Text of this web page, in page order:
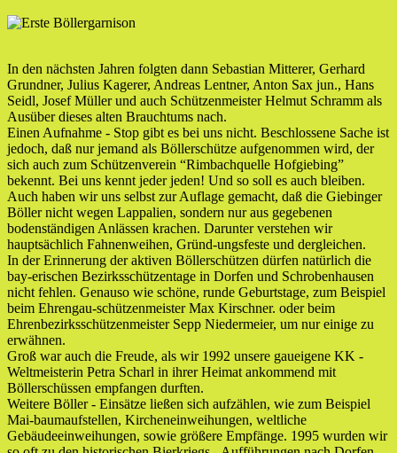
In den nächsten Jahren folgten dann Sebastian Mitterer, Gerhard
Grundner, Julius Kagerer, Andreas Lentner, Anton Sax jun., Hans
Seidl, Josef Müller und auch Schützenmeister Helmut Schramm als
Ausüber dieses alten Brauchtums nach.
Einen Aufnahme - Stop gibt es bei uns nicht. Beschlossene Sache ist
jedoch, daß nur jemand als Böllerschütze aufgenommen wird, der
sich auch zum Schützenverein “Rimbachquelle Hofgiebing”
bekennt. Bei uns kennt jeder jeden! Und so soll es auch bleiben.
Auch haben wir uns selbst zur Auflage gemacht, daß die Giebinger
Böller nicht wegen Lappalien, sondern nur aus gegebenen
bodenständigen Anlässen krachen. Darunter verstehen wir
hauptsächlich Fahnenweihen, Gründ-ungsfeste und dergleichen.
In der Erinnerung der aktiven Böllerschützen dürfen natürlich die
bay-erischen Bezirksschützentage in Dorfen und Schrobenhausen
nicht fehlen. Genauso wie schöne, runde Geburtstage, zum Beispiel
beim Ehrengau-schützenmeister Max Kirschner. oder beim
Ehrenbezirksschützenmeister Sepp Niedermeier, um nur einige zu
erwähnen.
Groß war auch die Freude, als wir 1992 unsere gaueigene KK -
Weltmeisterin Petra Scharl in ihrer Heimat ankommend mit
Böllerschüssen empfangen durften.
Weitere Böller - Einsätze ließen sich aufzählen, wie zum Beispiel
Mai-baumaufstellen, Kircheneinweihungen, weltliche
Gebäudeeinweihungen, sowie größere Empfänge. 1995 wurden wir